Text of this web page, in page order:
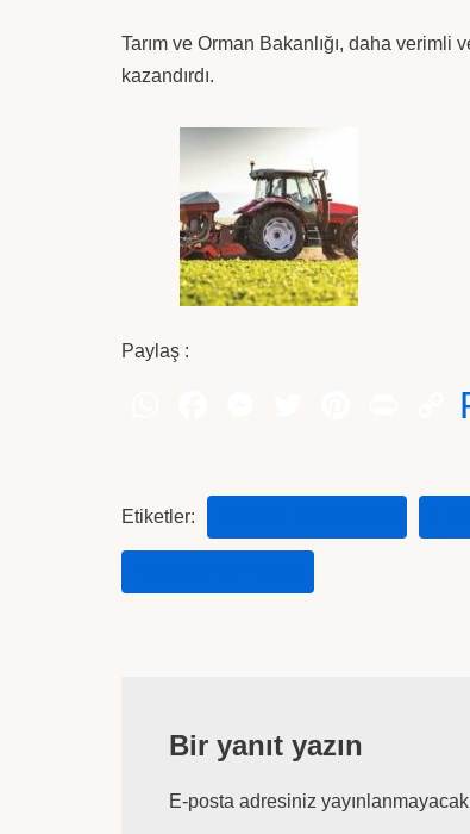
Tarım ve Orman Bakanlığı, daha verimli
kazandırdı.
Paylaş :
Etiketler:
Bir yanıt yazın
E-posta adresiniz